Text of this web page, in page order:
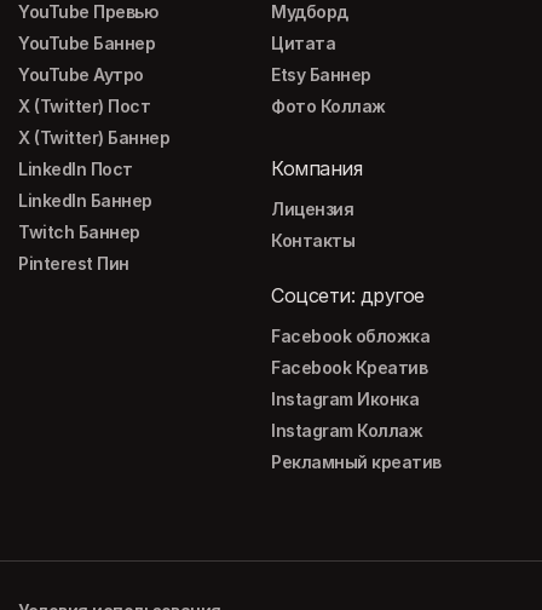
YouTube Превью
YouTube Баннер
YouTube Аутро
X (Twitter) Пост
X (Twitter) Баннер
LinkedIn Пост
LinkedIn Баннер
Twitch Баннер
Pinterest Пин
Мудборд
Цитата
Etsy Баннер
Фото Коллаж
Компания
Лицензия
Контакты
Соцсети: другое
Facebook обложка
Facebook Креатив
Instagram Иконка
Instagram Коллаж
Рекламный креатив